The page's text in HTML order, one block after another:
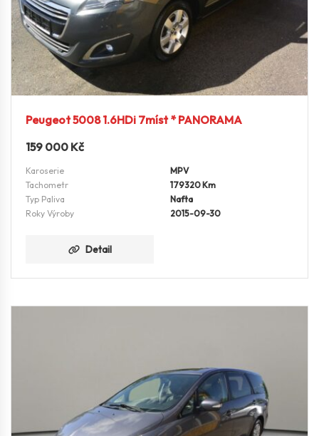
Peugeot 5008 1.6HDi 7míst * PANORAMA
159 000 Kč
Karoserie
MPV
Tachometr
179320 Km
Typ Paliva
Nafta
Roky Výroby
2015-09-30
Detail